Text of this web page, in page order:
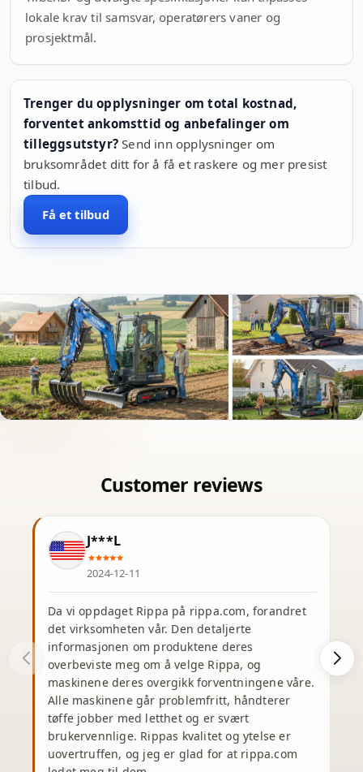
lokale krav til samsvar, operatørers vaner og
prosjektmål.
Trenger du opplysninger om total kostnad,
forventet ankomsttid og anbefalinger om
tilleggsutstyr? Send inn opplysninger om
bruksområdet ditt for å få et raskere og mer presist
tilbud.
Få et tilbud
J***L
2024-12-11
Da vi oppdaget Rippa på rippa.com, forandret
det virksomheten vår. Den detaljerte
informasjonen om produktene deres
overbeviste meg om å velge Rippa, og
maskinene deres overgikk forventningene våre.
Alle maskinene går problemfritt, håndterer
tøffe jobber med letthet og er svært
brukervennlige. Rippas kvalitet og ytelse er
uovertruffen, og jeg er glad for at rippa.com